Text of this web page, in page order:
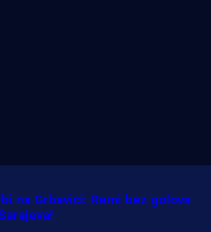
na Grbavici: Remi bez golova